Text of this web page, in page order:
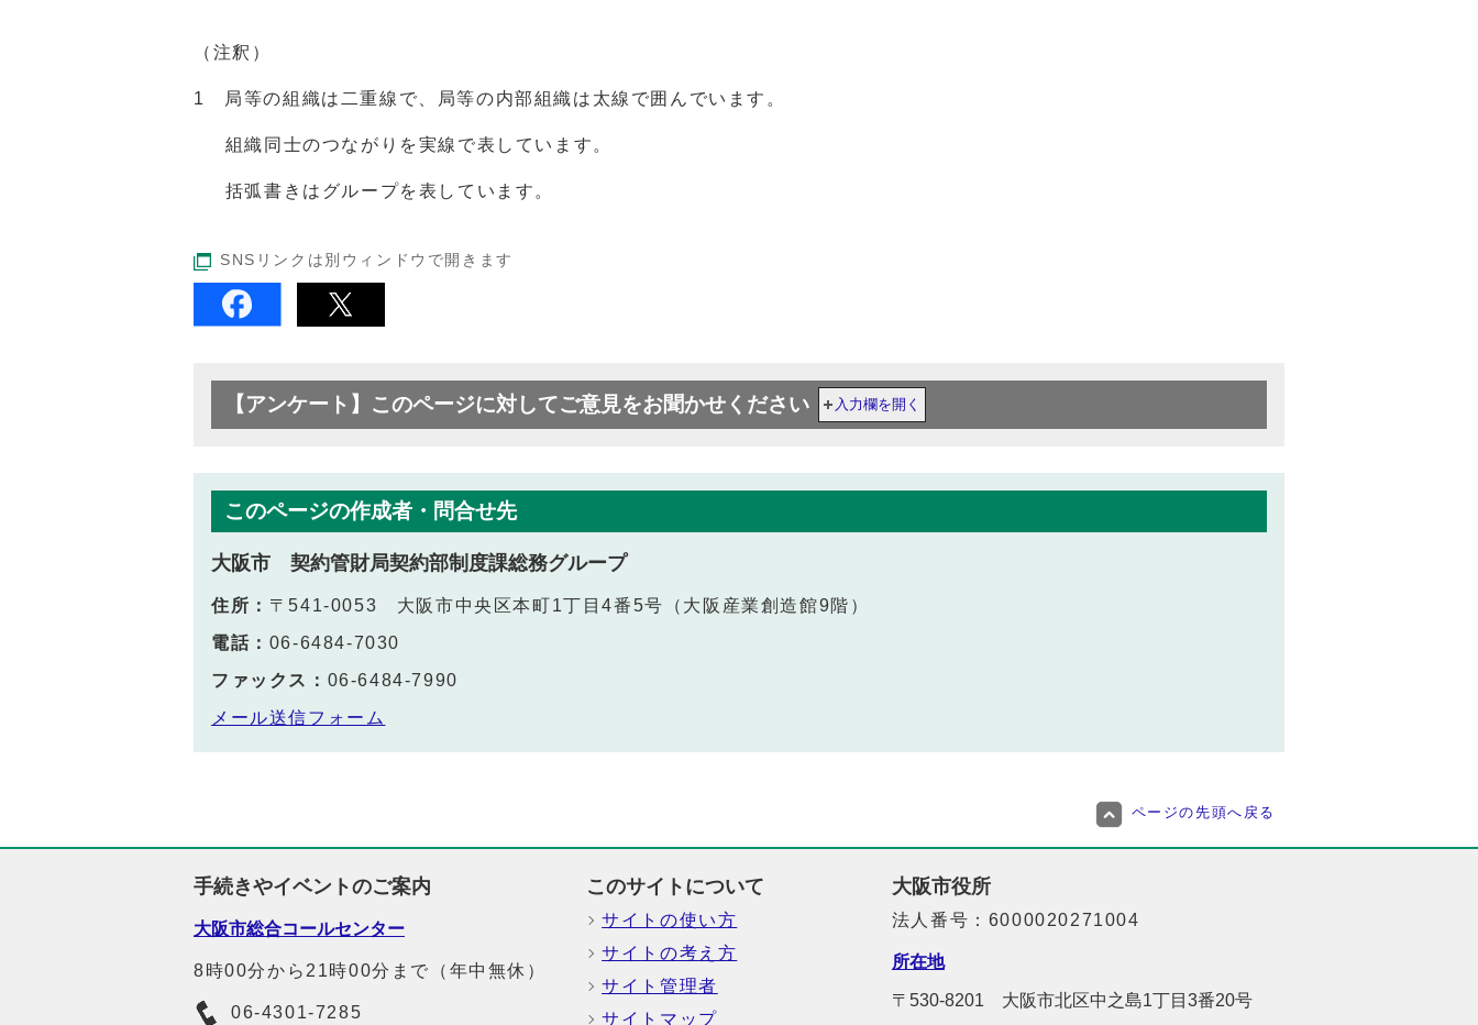
（注釈）
1 局等の組織は二重線で、局等の内部組織は太線で囲んでいます。
組織同士のつながりを実線で表しています。
括弧書きはグループを表しています。
SNSリンクは別ウィンドウで開きます
【アンケート】このページに対してご意見をお聞かせください 入力欄を開く
このページの作成者・問合せ先
大阪市 契約管財局契約部制度課総務グループ
住所： 〒541-0053 大阪市中央区本町1丁目4番5号（大阪産業創造館9階）
電話： 06-6484-7030
ファックス： 06-6484-7990
メール送信フォーム
ページの先頭へ戻る
手続きやイベントのご案内
大阪市総合コールセンター
8時00分から21時00分まで（年中無休）
06-4301-7285
このサイトについて
サイトの使い方
サイトの考え方
サイト管理者
サイトマップ
大阪市役所
法人番号：6000020271004
所在地
〒530-8201 大阪市北区中之島1丁目3番20号